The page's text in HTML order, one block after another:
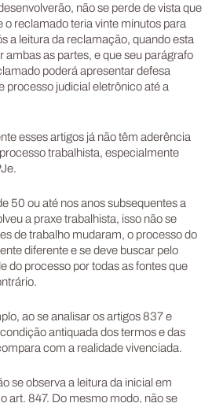
não se perde de vista que
o reclamado teria vinte minutos para
a leitura da reclamação, quando esta
ambas as partes, e que seu parágrafo
poderá apresentar defesa
processo judicial eletrônico até a
esses artigos já não têm aderência
trabalhista, especialmente
50 ou até nos anos subsequentes a
a praxe trabalhista, isso não se
de trabalho mudaram, o processo do
diferente e se deve buscar pelo
do processo por todas as fontes que
ao se analisar os artigos 837 e
antiquada dos termos e das
com a realidade vivenciada.
se observa a leitura da inicial em
art. 847. Do mesmo modo, não se